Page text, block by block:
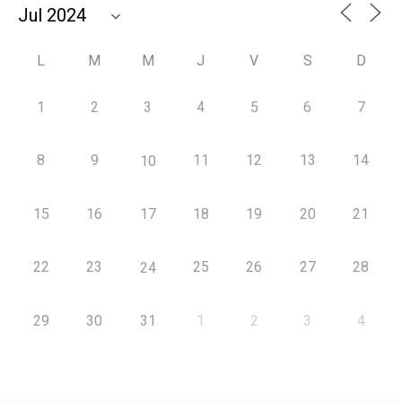
L M M J V S D
1 2 3 4 5 6 7
8 9 10 11 12 13 14
15 16 17 18 19 20 21
22 23 24 25 26 27 28
29 30 31 1 2 3 4